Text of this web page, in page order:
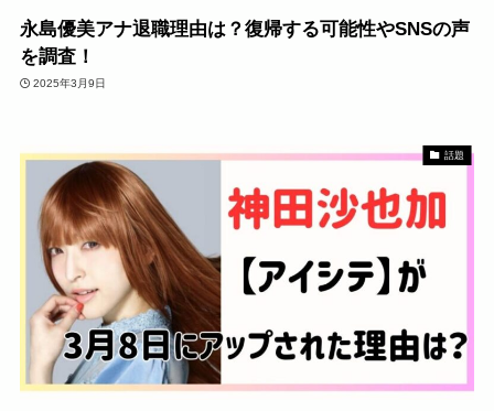
永島優美アナ退職理由は？復帰する可能性やSNSの声
を調査！
2025年3月9日
話題